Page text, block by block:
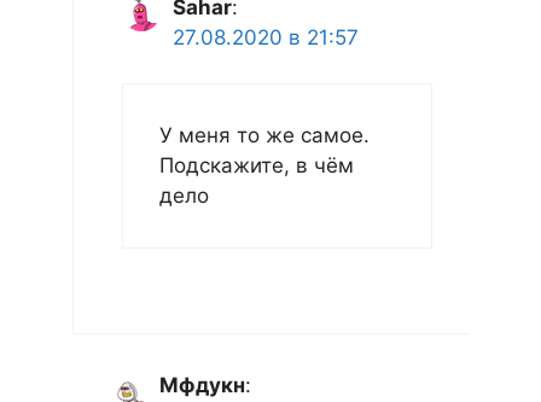
Sahar:
27.08.2020 в 21:57
У меня то же самое.
Подскажите, в чём
дело
Мфдукн: